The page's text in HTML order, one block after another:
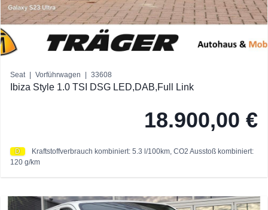
Seat Vorführwagen 33608
Ibiza Style 1.0 TSI DSG LED,DAB,Full Link
18.900,00 €
D Kraftstoffverbrauch kombiniert: 5.3 l/100km, CO2 Ausstoß kombiniert:
120 g/km